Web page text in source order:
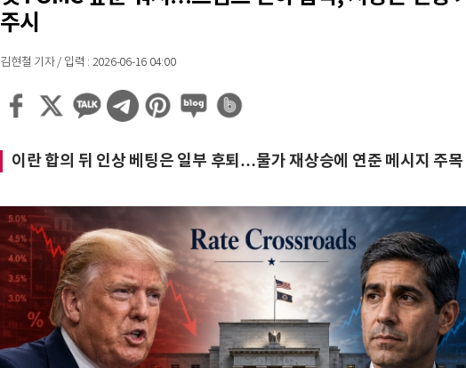
주시
김현철 기자 / 입력 : 2026-06-16 04:00
이란 합의 뒤 인상 베팅은 일부 후퇴…물가 재상승에 연준 메시지 주목